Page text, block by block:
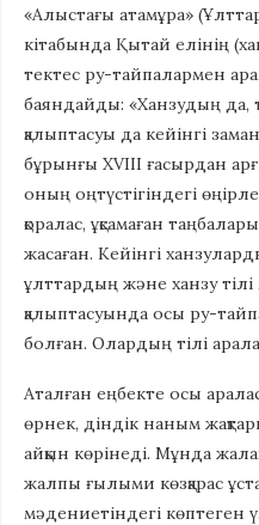
«Алыстағы атамұра»
кітабында Қытай елінің
тектес ру-тайпалармен
баяндайды: «Ханзудың да,
қалыптасуы да кейінгі
бұрынғы ХVІІІ ғасырдан
оның оңтүстігіндегі
қоралас, ұқсамаған
жасаған. Кейінгі
ұлттардың және ханзу тілі
қалыптасуында осы ру-
болған. Олардың тілі
Аталған еңбекте осы
өрнек, діндік наным
айқын көрінеді. Мұнда
жалпы ғылыми көзқарас
мәдениетіндегі көптеген